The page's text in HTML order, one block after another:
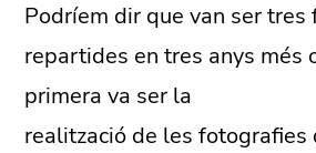
Podríem dir que van ser tres
repartides en tres anys més
primera va ser la
realització de les fotografies